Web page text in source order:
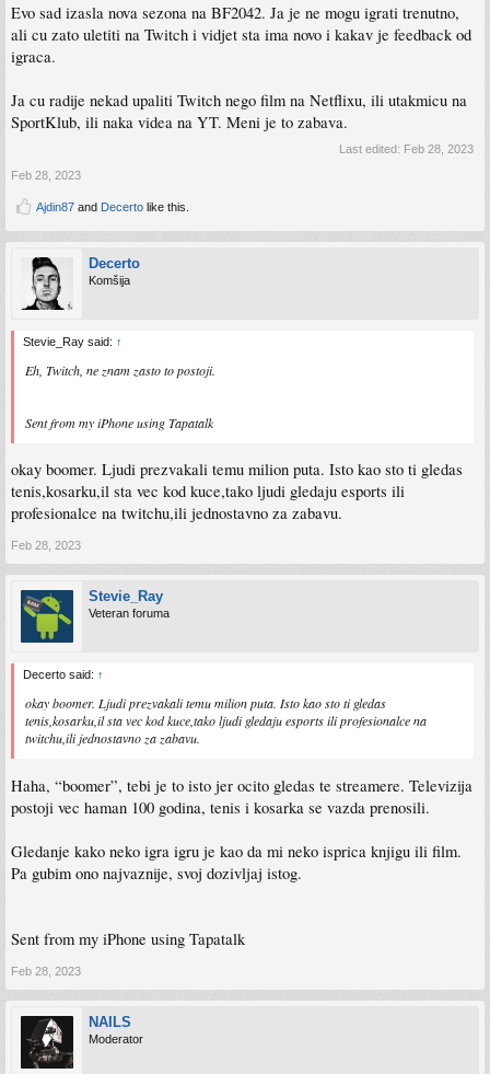
Evo sad izasla nova sezona na BF2042. Ja je ne mogu igrati trenutno,
ali cu zato uletiti na Twitch i vidjet sta ima novo i kakav je feedback od
igraca.
Ja cu radije nekad upaliti Twitch nego film na Netflixu, ili utakmicu na
SportKlub, ili naka videa na YT. Meni je to zabava.
Last edited: Feb 28, 2023
Feb 28, 2023
Ajdin87 and Decerto like this.
Decerto
Komšija
Stevie_Ray said: ↑
Eh, Twitch, ne znam zasto to postoji.
Sent from my iPhone using Tapatalk
okay boomer. Ljudi prezvakali temu milion puta. Isto kao sto ti gledas
tenis,kosarku,il sta vec kod kuce,tako ljudi gledaju esports ili
profesionalce na twitchu,ili jednostavno za zabavu.
Feb 28, 2023
Stevie_Ray
Veteran foruma
Decerto said: ↑
okay boomer. Ljudi prezvakali temu milion puta. Isto kao sto ti gledas
tenis,kosarku,il sta vec kod kuce,tako ljudi gledaju esports ili profesionalce na
twitchu,ili jednostavno za zabavu.
Haha, “boomer”, tebi je to isto jer ocito gledas te streamere. Televizija
postoji vec haman 100 godina, tenis i kosarka se vazda prenosili.
Gledanje kako neko igra igru je kao da mi neko isprica knjigu ili film.
Pa gubim ono najvaznije, svoj dozivljaj istog.
Sent from my iPhone using Tapatalk
Feb 28, 2023
NAILS
Moderator